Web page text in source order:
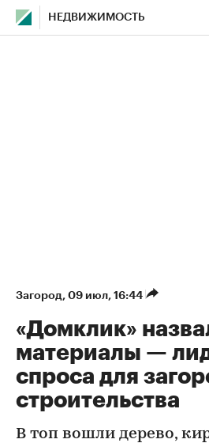
НЕДВИЖИМОСТЬ
Загород⁠, 09 июл, 16:44
«Домклик»
материалы —
спроса для
строительства
В топ вошли дерево,